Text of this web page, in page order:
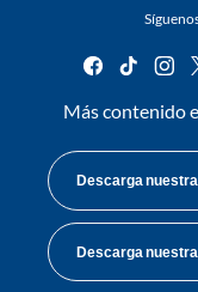
facebook
tiktok
Más contenido
Descarga nuestra
Descarga nuestra